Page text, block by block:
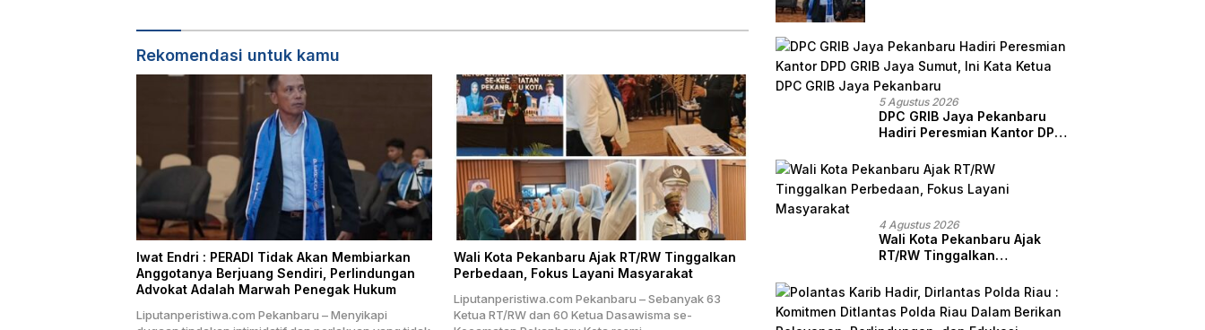
Rekomendasi untuk kamu
Iwat Endri : PERADI Tidak Akan Membiarkan
Anggotanya Berjuang Sendiri, Perlindungan
Advokat Adalah Marwah Penegak Hukum
Liputanperistiwa.com Pekanbaru – Menyikapi
Wali Kota Pekanbaru Ajak RT/RW Tinggalkan
Perbedaan, Fokus Layani Masyarakat
Liputanperistiwa.com Pekanbaru – Sebanyak 63
Ketua RT/RW dan 60 Ketua Dasawisma se-
Advokat Adalah Marwah
Penegak Hukum
5 Agustus 2026
DPC GRIB Jaya Pekanbaru
Hadiri Peresmian Kantor DPD
Ketua DPC GRIB Jaya
Pekanbaru
4 Agustus 2026
Wali Kota Pekanbaru Ajak
RT/RW Tinggalkan
Masyarakat